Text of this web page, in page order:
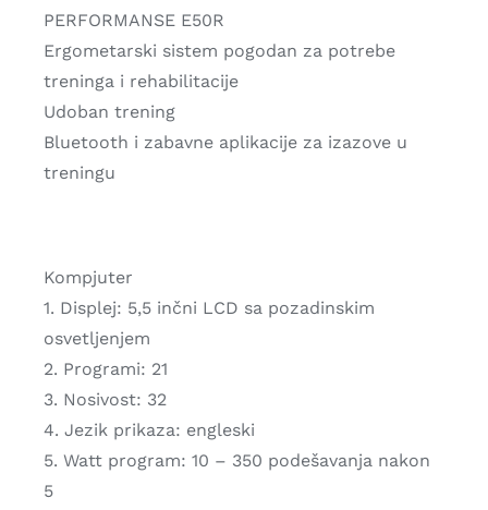
PERFORMANSE E50R
Ergometarski sistem pogodan za potrebe
treninga i rehabilitacije
Udoban trening
Bluetooth i zabavne aplikacije za izazove u
treningu
Kompjuter
1. Displej: 5,5 inčni LCD sa pozadinskim
osvetljenjem
2. Programi: 21
3. Nosivost: 32
4. Jezik prikaza: engleski
5. Watt program: 10 – 350 podešavanja nakon
5